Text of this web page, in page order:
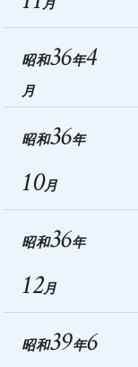
月
昭和36年4
月
昭和36年
10月
昭和36年
12月
昭和39年6